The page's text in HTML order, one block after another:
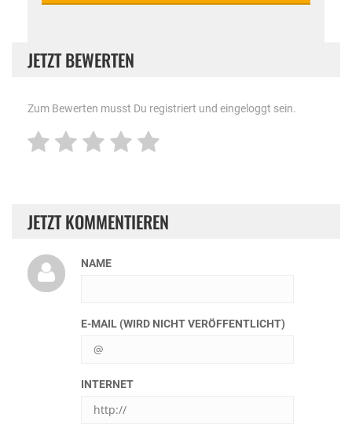
JETZT BEWERTEN
Zum Bewerten musst Du registriert und eingeloggt sein.
JETZT KOMMENTIEREN
NAME
E-MAIL (WIRD NICHT VERÖFFENTLICHT)
INTERNET